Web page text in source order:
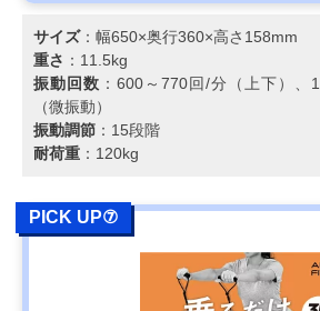
サイズ：幅650×奥行360×高さ158mm
重さ ：11.5kg
振動回数 ：600～770回/分（上下）、
（微振動）
振動調節 ：15段階
耐荷重 ：120kg
PICK UP⑦